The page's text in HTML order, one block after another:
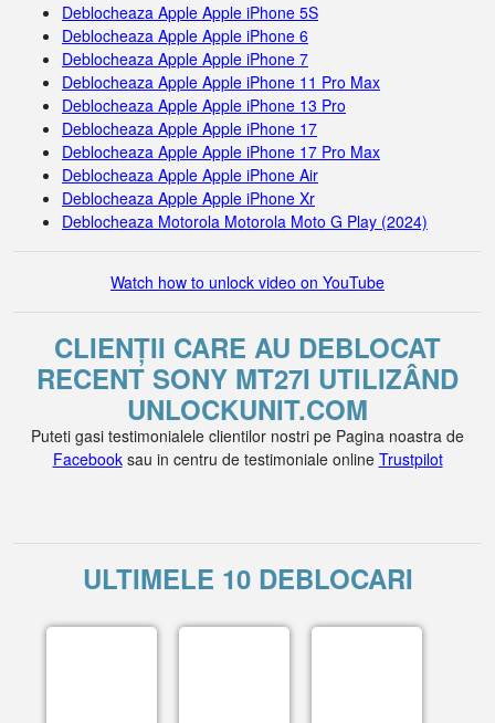
Deblocheaza Apple Apple iPhone 5S
Deblocheaza Apple Apple iPhone 6
Deblocheaza Apple Apple iPhone 7
Deblocheaza Apple Apple iPhone 11 Pro Max
Deblocheaza Apple Apple iPhone 13 Pro
Deblocheaza Apple Apple iPhone 17
Deblocheaza Apple Apple iPhone 17 Pro Max
Deblocheaza Apple Apple iPhone Air
Deblocheaza Apple Apple iPhone Xr
Deblocheaza Motorola Motorola Moto G Play (2024)
Watch how to unlock video on YouTube
CLIENȚII CARE AU DEBLOCAT
RECENT SONY MT27I UTILIZÂND
UNLOCKUNIT.COM
Puteti gasi testimonialele clientilor nostri pe Pagina noastra de
Facebooksau in centru de testimoniale online Trustpilot
ULTIMELE 10 DEBLOCARI